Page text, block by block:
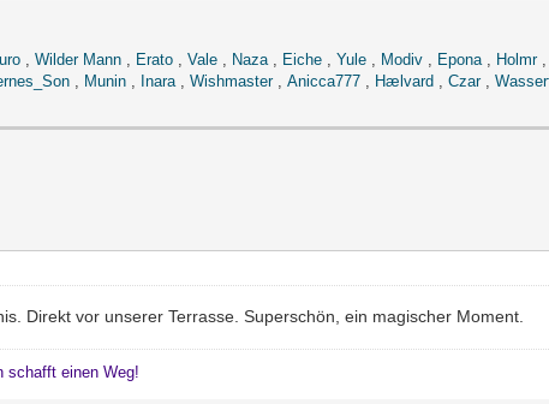
Wilder Mann Erato Vale Naza Eiche Yule Modiv Epona Holmr
Munin Inara Wishmaster, Anicca777 Hælvard Czar,
Direkt vor unserer Terrasse. Superschön, ein magischer Moment.
schafft einen Weg!